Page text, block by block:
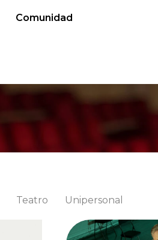
Comunidad
Teatro Unipersonal